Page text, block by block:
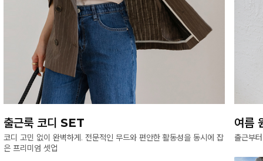
여름 원피스의 모든 것
출근부터 모임, 여행까지 활용도 높은 원피스 모음
여
바캉